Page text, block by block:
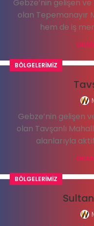
Gebze’nin gelişen
olan Tepemanayır
hem de iş
BÖLGELERIMIZ
Gebze’nin gelişen
olan Tavşanlı
alanlarıyla
BÖLGELERIMIZ